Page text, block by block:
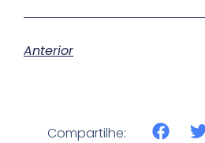
Anterior
Compartilhe: